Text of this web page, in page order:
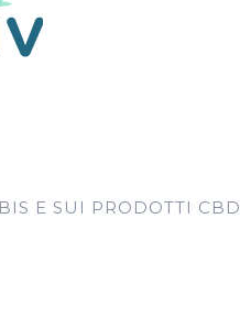
E SUI PRODOTTI CBD